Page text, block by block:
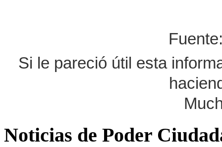
Si le pareció útil esta
Noticias de Poder